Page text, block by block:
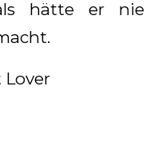
hätte er nie
Lover